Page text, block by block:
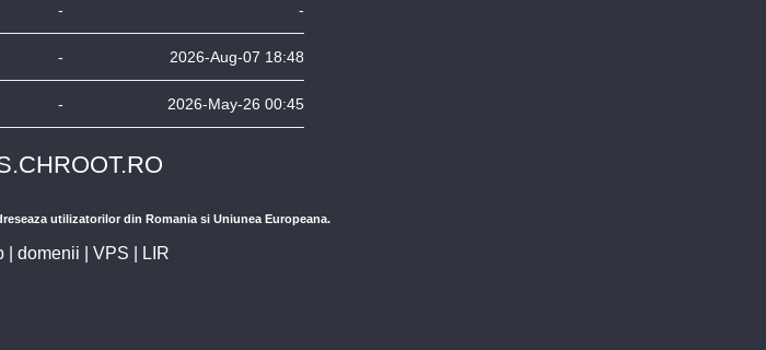
- -
- 2026-Aug-07 18:48
- 2026-May-26 00:45
utilizatorilor din Romania si Uniunea Europeana.
| domenii VPS LIR